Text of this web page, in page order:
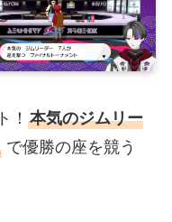
！ 本気のジムリー
で優勝の座を競う